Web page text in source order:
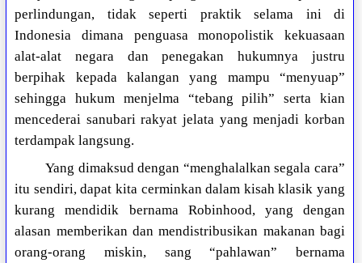
perlindungan, tidak seperti praktik selama ini di
Indonesia dimana penguasa monopolistik kekuasaan
alat-alat negara dan penegakan hukumnya justru
berpihak kepada kalangan yang mampu “menyuap”
sehingga hukum menjelma “tebang pilih” serta kian
mencederai sanubari rakyat jelata yang menjadi korban
terdampak langsung.
Yang dimaksud dengan “menghalalkan segala cara”
itu sendiri, dapat kita cerminkan dalam kisah klasik yang
kurang mendidik bernama Robinhood, yang dengan
alasan memberikan dan mendistribusikan makanan bagi
orang-orang miskin, sang “pahlawan” bernama